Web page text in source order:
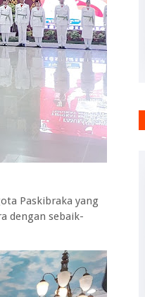
Paskibraka yang
dengan sebaik-